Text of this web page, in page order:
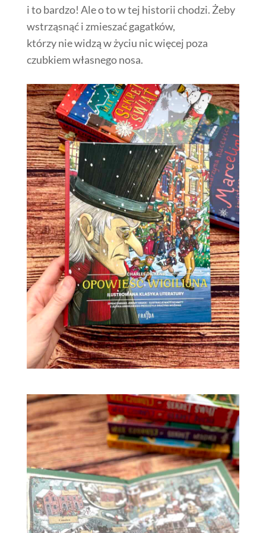
i to bardzo! Ale o to w tej historii chodzi. Żeby
wstrząsnąć i zmieszać gagatków,
którzy nie widzą w życiu nic więcej poza
czubkiem własnego nosa.